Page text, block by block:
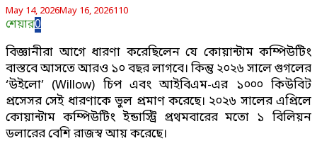
May 14, 2026May 16, 2026110
শেয়ার0
বিজ্ঞানীরা আগে ধারণা করেছিলেন যে কোয়ান্টাম কম্পিউটিং
বাস্তবে আসতে আরও ১০ বছর লাগবে। কিন্তু ২০২৬ সালে গুগলের
‘উইলো’ (Willow) চিপ এবং আইবিএম-এর ১০০০ কিউবিট
প্রসেসর সেই ধারণাকে ভুল প্রমাণ করেছে। ২০২৬ সালের এপ্রিলে
কোয়ান্টাম কম্পিউটিং ইন্ডাস্ট্রি প্রথমবারের মতো ১ বিলিয়ন
ডলারের বেশি রাজস্ব আয় করেছে।